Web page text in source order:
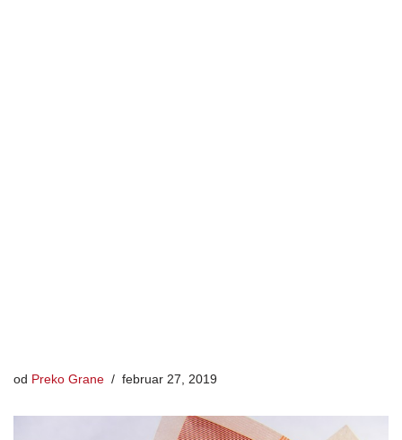
od Preko Grane februar 27, 2019